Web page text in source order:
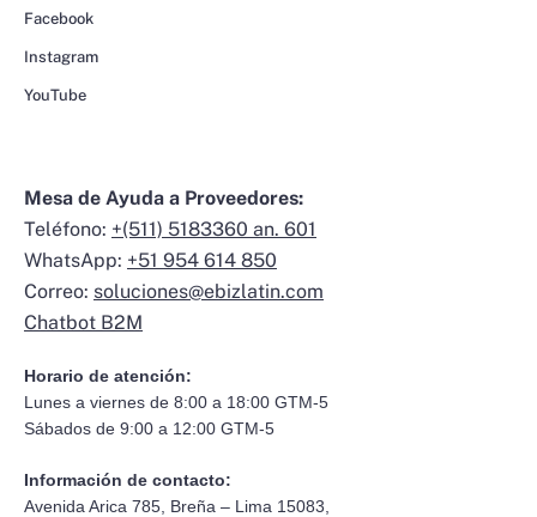
Facebook
Instagram
YouTube
Mesa de Ayuda a Proveedores:
Teléfono: +(511) 5183360 an. 601
WhatsApp: +51 954 614 850
Correo: soluciones@ebizlatin.com
Chatbot B2M
Horario de atención:
Lunes a viernes de 8:00 a 18:00 GTM-5
Sábados de 9:00 a 12:00 GTM-5
Información de contacto:
Avenida Arica 785, Breña – Lima 15083,